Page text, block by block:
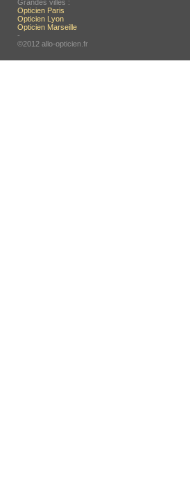
Grandes villes :
Opticien Paris
Opticien Lyon
Opticien Marseille
-
©2012 allo-opticien.fr